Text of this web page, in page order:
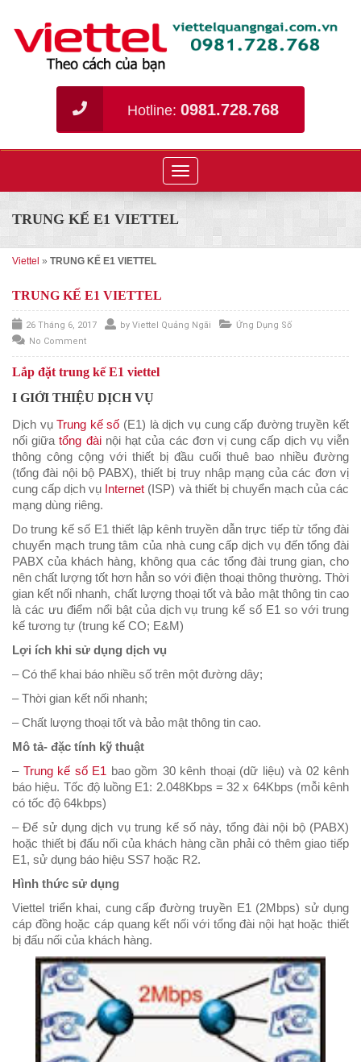
Hotline: 0981.728.768
Toggle
navigation
TRUNG KẾ E1 VIETTEL
Viettel » TRUNG KẾ E1 VIETTEL
TRUNG KẾ E1 VIETTEL
26 Tháng 6, 2017 by Viettel Quảng Ngãi
Ứng Dụng Số
No Comment
Lắp đặt trung kế E1 viettel
I GIỚI THIỆU DỊCH VỤ
Dịch vụTrung kế số (E1) là dịch vụ cung cấp đường truyền kết
nối giữatổng đàinội hạt của các đơn vị cung cấp dịch vụ viễn
thông công cộng với thiết bị đầu cuối thuê bao nhiều đường
(tổng đài nội bộ PABX), thiết bị truy nhập mạng của các đơn vị
cung cấp dịch vụ Internet (ISP) và thiết bị chuyển mạch của các
mạng dùng riêng.
Do trung kế số E1 thiết lập kênh truyền dẫn trực tiếp từ tổng đài
chuyển mạch trung tâm của nhà cung cấp dịch vụ đến tổng đài
PABX của khách hàng, không qua các tổng đài trung gian, cho
nên chất lượng tốt hơn hẳn so với điện thoại thông thường. Thời
gian kết nối nhanh, chất lượng thoại tốt và bảo mật thông tin cao
là các ưu điểm nổi bật của dịch vụ trung kế số E1 so với trung
kế tương tự (trung kế CO; E&M)
Lợi ích khi sử dụng dịch vụ
– Có thể khai báo nhiều số trên một đường dây;
– Thời gian kết nối nhanh;
– Chất lượng thoại tốt và bảo mật thông tin cao.
Mô tả- đặc tính kỹ thuật
– Trung kế số E1 bao gồm 30 kênh thoại (dữ liệu) và 02 kênh
báo hiệu. Tốc độ luồng E1: 2.048Kbps = 32 x 64Kbps (mỗi kênh
có tốc độ 64kbps)
– Để sử dụng dịch vụ trung kế số này, tổng đài nội bộ (PABX)
hoặc thiết bị đấu nối của khách hàng cần phải có thêm giao tiếp
E1, sử dụng báo hiệu SS7 hoặc R2.
Hình thức sử dụng
Viettel triển khai, cung cấp đường truyền E1 (2Mbps) sử dụng
cáp đồng hoặc cáp quang kết nối với tổng đài nội hạt hoặc thiết
bị đấu nối của khách hàng.